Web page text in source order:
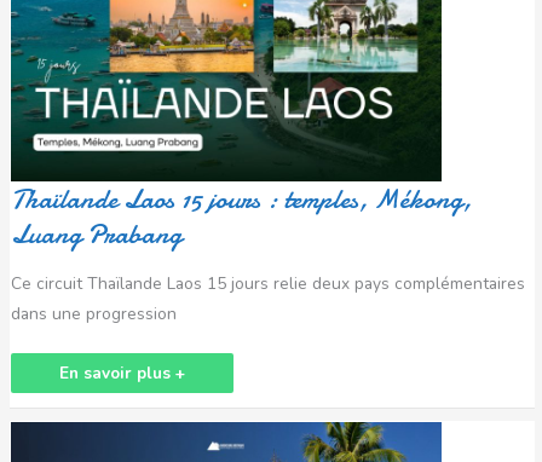
Thaïlande Laos 15 jours : temples, Mékong,
Luang Prabang
Ce circuit Thaïlande Laos 15 jours relie deux pays complémentaires
dans une progression
:
temples,
Mékong,
Luang
Prabang
En savoir plus +
Circuit